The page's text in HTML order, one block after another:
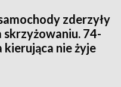
zderzyły
skrzyżowaniu. 74-
kierująca nie żyje